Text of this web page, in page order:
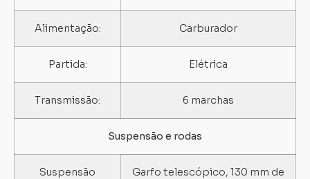
Alimentação: Carburador
Partida: Elétrica
Transmissão: 6 marchas
Suspensão e rodas
Suspensão
Garfo telescópico, 130 mm de